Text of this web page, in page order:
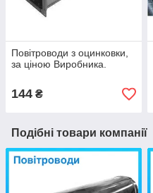
Повітроводи з оцинковки,
за ціною Виробника.
144 ₴
Подібні товари компанії